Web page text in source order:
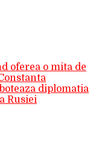
oferea o mita de
diplomatia
Rusiei